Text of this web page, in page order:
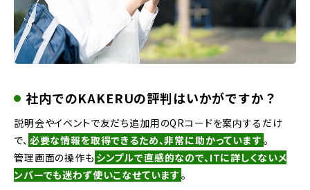
社内でのKAKERUの評判はいかがですか？
説明会やイベントで友だち追加用のQRコードを案内するだけ
で、 必要な情報を取得できるため、非常に助かっています 。
管理画面の操作も シンプルで直感的なので、ITに詳しくないメ
ンバーでも迷わず使いこなせています 。